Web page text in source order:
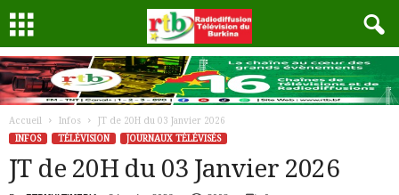
Accueil Infos
JT de 20H du 03 Janvier 2026
INFOS
TÉLÉVISION JOURNAUX TÉLÉVISÉS
JT de 20H du 03 Janvier 2026